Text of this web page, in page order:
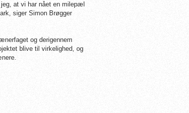
at vi har nået en milepæl
siger Simon Brøgger
og derigennem
blive til virkelighed, og